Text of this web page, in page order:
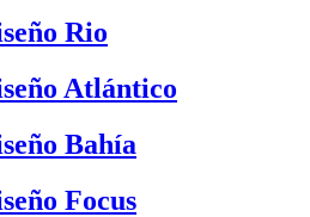
Rio
Atlántico
Bahía
Focus